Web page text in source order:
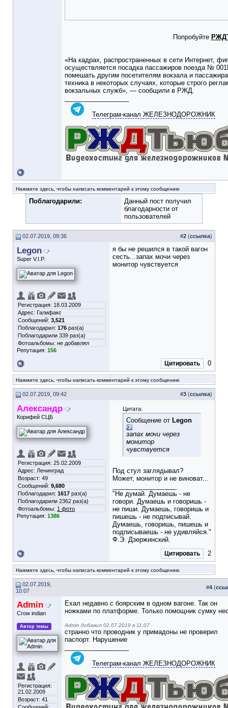
Попробуйте
«На кадрах, распространенных в сети Интернет,
осуществляется посадка пассажиров поезда №
помешать другим посетителям вокзала и
техника в некоторых случаях, которые строго
вокзальных служб», — сообщили в РЖД.
Телеграм-канал ЖЕЛЕЗНОДОРОЖНИК
Нажмите здесь, чтобы написать комментарий к этому сообщению
Поблагодарили:
Данный пост получил
благодарности от
пользователей
02.07.2019, 09:36 #2 (ссылка)
Legon
Super V.I.P.
Регистрация: 18.03.2009
Адрес: Галифакс
Сообщений: 3,521
Поблагодарил: 176 раз(а)
Поблагодарили 339 раз(а)
Фотоальбомы: не добавлял
Репутация: 156
я бы не решился в такой вагон
сесть...запах мочи через
монитор чувствуется
Цитировать 0
Нажмите здесь, чтобы написать комментарий к этому сообщению
02.07.2019, 09:42 #3 (ссылка)
Александр
Корифей СЦБ
Регистрация: 25.02.2009
Адрес: Ленинград
Возраст: 49
Сообщений: 9,680
Поблагодарил: 1617 раз(а)
Поблагодарили 2362 раз(а)
Фотоальбомы: 1 фото
Репутация: 1386
Цитата:
Сообщение от Legon
запах мочи через
монитор
чувствуется
Под стул заглядывал?
Может, монитор и не виноват...
"Не думай. Думаешь - не
говори. Думаешь и говоришь -
не пиши. Думаешь, говоришь и
пишешь - не подписывай.
Думаешь, говоришь, пишешь и
подписываешь - не удивляйся."
Ф.Э. Дзержинский.
Цитировать 2
Нажмите здесь, чтобы написать комментарий к этому сообщению
02.07.2019,
10:07
#4 (
Admin
Crow indian
Автор темы
Регистрация:
21.02.2009
Возраст: 41
Ехал недавно с боярским в одном вагоне. Так он
ножками по платформе. Только помощник сумку
Admin добавил 02.07.2019 в 11:07
странно что проводник у примадоны не проверил
паспорт. Нарушение
Телеграм-канал ЖЕЛЕЗНОДОРОЖНИК